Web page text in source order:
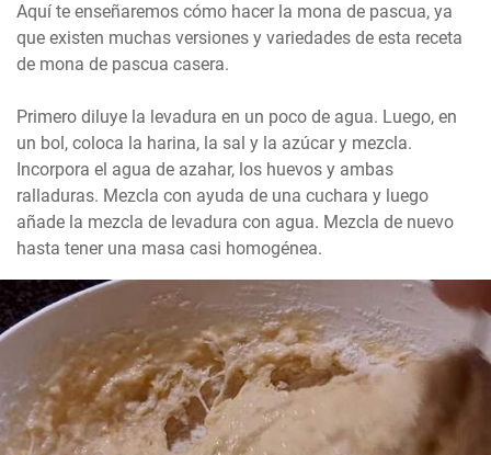
Aquí te enseñaremos cómo hacer la mona de pascua, ya
que existen muchas versiones y variedades de esta receta
de mona de pascua casera.
Primero diluye la levadura en un poco de agua. Luego, en
un bol, coloca la harina, la sal y la azúcar y mezcla.
Incorpora el agua de azahar, los huevos y ambas
ralladuras. Mezcla con ayuda de una cuchara y luego
añade la mezcla de levadura con agua. Mezcla de nuevo
hasta tener una masa casi homogénea.